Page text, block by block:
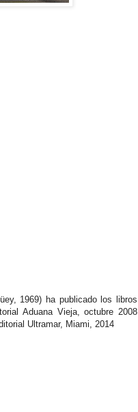
1969) ha publicado los libros
Aduana Vieja, octubre 2008
Ultramar, Miami, 2014